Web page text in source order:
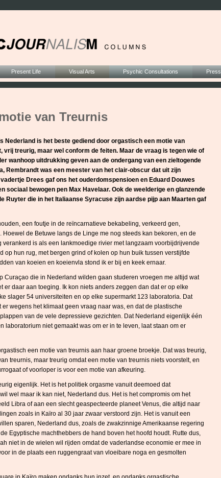
Present Life Visual Arts Psychic Consultations Press
van Treurnis
Nederland is het beste gediend door orgastisch een motie van
vrij treurig, maar wel conform de feiten. Maar de vraag is tegen wie of
wanhoop uitdrukking geven aan de ondergang van een zieltogende
Rembrandt was een meester van het clair-obscur dat uit zijn
Drees gaf ons het ouderdomspensioen en Eduard Douwes
sociaal bewogen pen Max Havelaar. Ook de weelderige en glanzende
Ruyter die in het Italiaanse Syracuse zijn aardse pijp aan Maarten gaf
een foutje in de reïncarnatieve bekabeling, verkeerd gen,
Hoewel de Betuwe langs de Linge me nog steeds kan bekoren, en de
verankerd is als een lankmoedige rivier met langzaam voorbijdrijvende
op hun rug, met bergen grind of kolen op hun buik tussen verstijfde
van koeien en koeienvla stond ik er bij en keek ernaar.
Curaçao die in Nederland wilden gaan studeren vroegen me altijd wat
er daar aan toeging. Ik kon niets anders zeggen dan dat er op elke
slager 54 universiteiten en op elke supermarkt 123 laboratoria. Dat
wegens het klimaat geen vraag naar was, en dat de plastische
van de vele depressieve gezichten. Dat Nederland eigenlijk één
laboratorium niet gemaakt was om er in te leven, laat staan om er
een motie van treurnis aan haar groene broekje. Dat was treurig,
treurnis, maar treurig omdat een motie van treurnis niets voorstelt, en
of voorloper is voor een motie van afkeuring.
eigenlijk. Het is het politiek orgasme vanuit deemoed dat
wel maar ik kan niet, Nederland dus. Het is het compromis om het
Libra of aan een slecht geaspecteerde planeet Venus, die altijd naar
zoals in Kaïro al 30 jaar zwaar verstoord zijn. Het is vanuit een
sparen, Nederland dus, zoals de zwakzinnige Amerikaanse regering
Egyptische machthebbers de hand boven het hoofd houdt. Rutte dus,
niet in de wielen wil rijden omdat de vaderlandse economie er mee in
in de plaats een ruggengraat van vloeibare noga en gesmolten